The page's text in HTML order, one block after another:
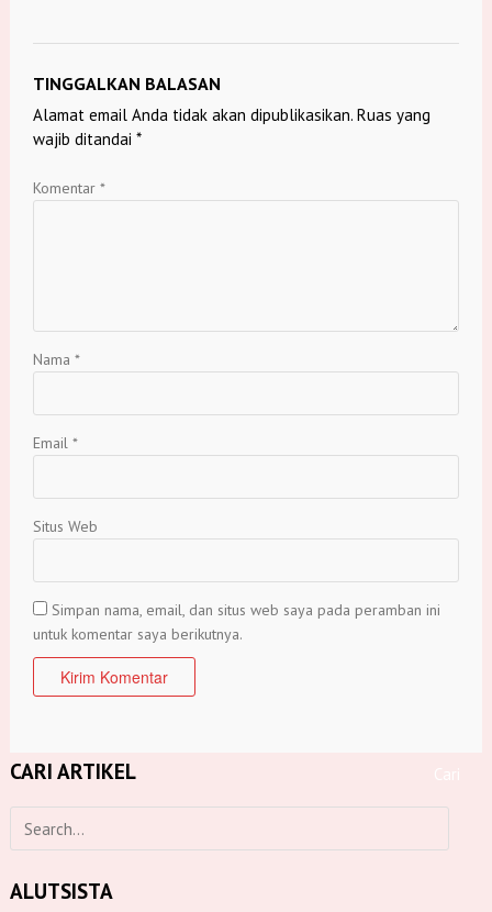
TINGGALKAN BALASAN
Alamat email Anda tidak akan dipublikasikan. Ruas yang
wajib ditandai *
Komentar *
Nama *
Email *
Situs Web
Simpan nama, email, dan situs web saya pada peramban ini
untuk komentar saya berikutnya.
CARI ARTIKEL
ALUTSISTA